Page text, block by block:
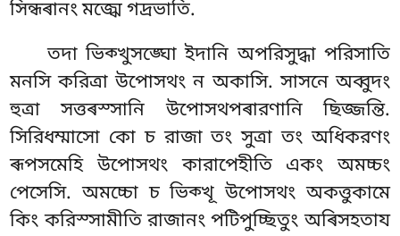
সিন্ধৰানং মজ্ঝে গদ্রভাতি.
তদা ভিক্খুসঙ্ঘো ইদানি অপরিসুদ্ধা পরিসাতি
মনসি করিত্ৰা উপোসথং ন অকাসি. সাসনে অব্বুদং
হুত্ৰা সত্তৰস্সানি উপোসথপৰারণানি ছিজ্জন্তি.
সিরিধম্মাসো কো চ রাজা তং সুত্ৰা তং অধিকরণং
ৰূপসমেহি উপোসথং কারাপেহীতি একং অমচ্চং
পেসেসি. অমচ্চো চ ভিক্খূ উপোসথং অকত্তুকামে
কিং করিস্সামীতি রাজানং পটিপুচ্ছিতুং অৰিসহতায